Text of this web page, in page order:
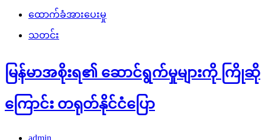
ထောက်ခံအားပေးမှု
သတင်း
မြန်မာအစိုးရ၏ ဆောင်ရွက်မှုများကို ကြိုဆို
ကြောင်း တရုတ်နိုင်ငံပြော
admin